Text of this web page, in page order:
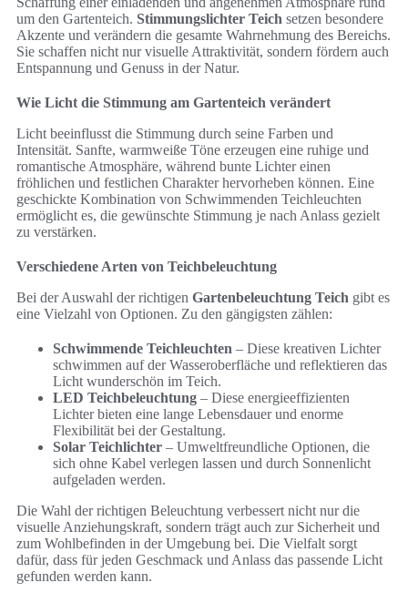
um den Gartenteich. Stimmungslichter Teich setzen besondere
Akzente und verändern die gesamte Wahrnehmung des Bereichs.
Sie schaffen nicht nur visuelle Attraktivität, sondern fördern auch
Entspannung und Genuss in der Natur.
Wie Licht die Stimmung am Gartenteich verändert
Licht beeinflusst die Stimmung durch seine Farben und
Intensität. Sanfte, warmweiße Töne erzeugen eine ruhige und
romantische Atmosphäre, während bunte Lichter einen
fröhlichen und festlichen Charakter hervorheben können. Eine
geschickte Kombination von Schwimmenden Teichleuchten
ermöglicht es, die gewünschte Stimmung je nach Anlass gezielt
zu verstärken.
Verschiedene Arten von Teichbeleuchtung
Bei der Auswahl der richtigen Gartenbeleuchtung Teich gibt es
eine Vielzahl von Optionen. Zu den gängigsten zählen:
Schwimmende Teichleuchten – Diese kreativen Lichter
schwimmen auf der Wasseroberfläche und reflektieren das
Licht wunderschön im Teich.
LED Teichbeleuchtung – Diese energieeffizienten
Lichter bieten eine lange Lebensdauer und enorme
Flexibilität bei der Gestaltung.
Solar Teichlichter – Umweltfreundliche Optionen, die
sich ohne Kabel verlegen lassen und durch Sonnenlicht
aufgeladen werden.
Die Wahl der richtigen Beleuchtung verbessert nicht nur die
visuelle Anziehungskraft, sondern trägt auch zur Sicherheit und
zum Wohlbefinden in der Umgebung bei. Die Vielfalt sorgt
dafür, dass für jeden Geschmack und Anlass das passende Licht
gefunden werden kann.